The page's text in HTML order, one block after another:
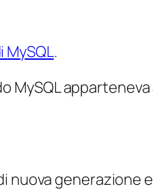
MySQL.
MySQL apparteneva
nuova generazione